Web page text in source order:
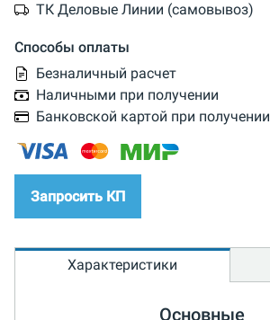
ТК Деловые Линии (самовывоз)
Способы оплаты
Безналичный расчет
Наличными при получении
Банковской картой при получении
Запросить КП
Характеристики
Основные